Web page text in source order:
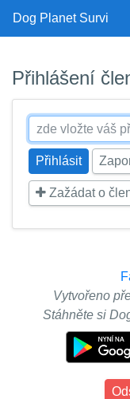
Dog Planet Survi
Přihlášení
Zažádat o
Vytvořeno
Stáhněte si